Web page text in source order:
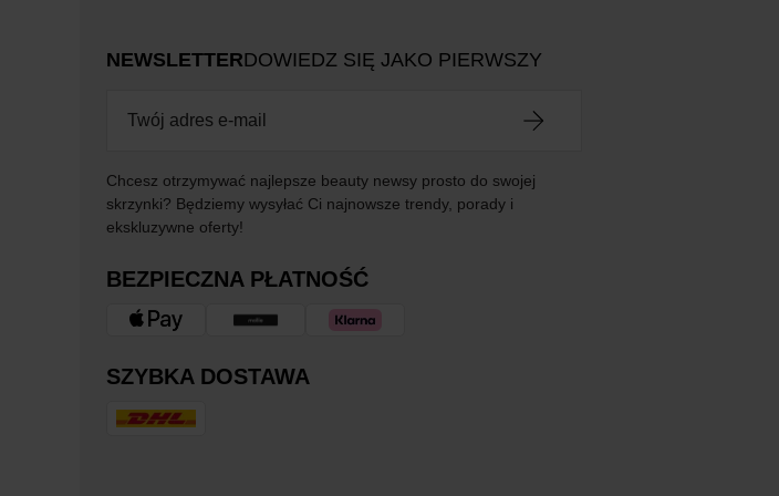
NEWSLETTERDOWIEDZ SIĘ JAKO PIERWSZY
Chcesz otrzymywać najlepsze beauty newsy prosto do swojej
skrzynki? Będziemy wysyłać Ci najnowsze trendy, porady i
ekskluzywne oferty!
BEZPIECZNA PŁATNOŚĆ
SZYBKA DOSTAWA